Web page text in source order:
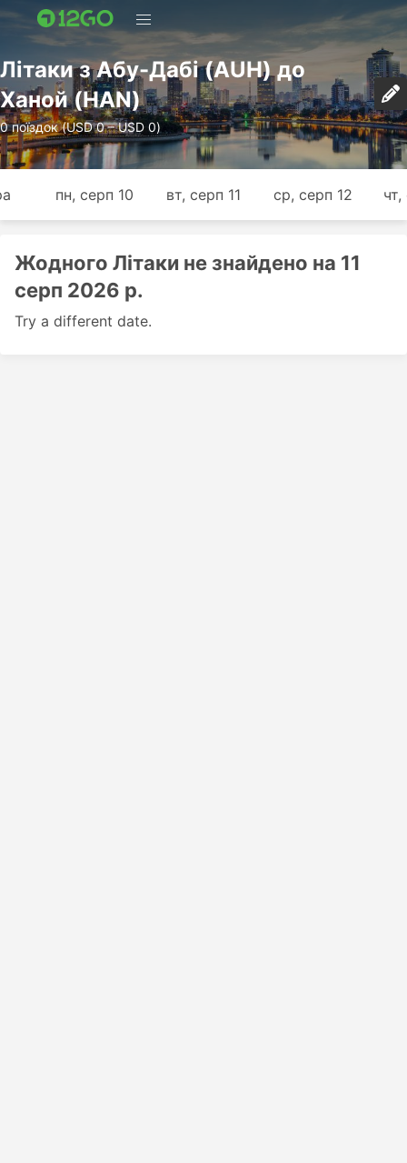
Лiтаки з Абу-Дабі (AUH) до
Ханой (HAN)
0 поїздок (USD 0 – USD 0)
пн, серп 10 вт, серп 11 ср, серп 12
Жодного Лiтаки не знайдено на 11
серп 2026 р.
Try a different date.